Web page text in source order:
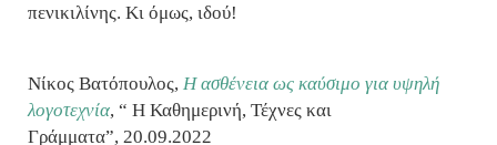
πενικιλίνης. Κι όμως, ιδού!
Νίκος Βατόπουλος, Η ασθένεια ως καύσιμο για υψηλή
λογοτεχνία, “ Η Καθημερινή, Τέχνες και
Γράμματα”, 20.09.2022